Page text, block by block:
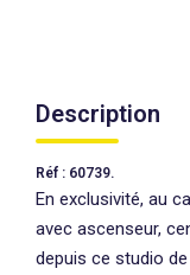
Description
Réf : 60739.
En exclusivité, au
avec ascenseur,
depuis ce studio